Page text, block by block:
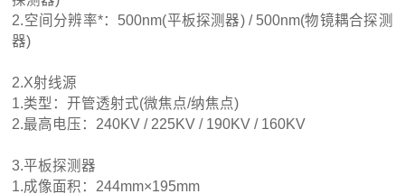
2.空间分辨率*：500nm(平板探测器) / 500nm(物镜耦合探测
器)
2.X射线源
1.类型：开管透射式(微焦点/纳焦点)
2.最高电压：240KV / 225KV / 190KV / 160KV
3.平板探测器
1.成像面积：244mm×195mm